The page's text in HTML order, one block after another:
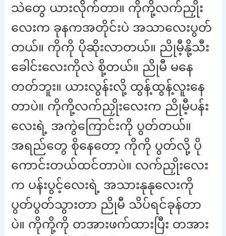
သဲတွေ ယားလိုက်တာ။ ကိုကို့လက်ညှိုး
လေးက ခုနကအတိုင်းပဲ အသာလေးပွတ်
တယ်။ ကိုကို ပိုဆိုးလာတယ်။ ညိုမီ့နို့သီး
ခေါင်းလေးကိုလဲ စို့တယ်။ ညိုမီ မနေ
တတ်ဘူး။ ယားလွန်းလို့ ထွန့်ထွန့်လူးနေ
တာပဲ။ ကိုကို့လက်ညှိုးလေးက ညိုမီ့ပန်း
လေးရဲ့ အကွဲကြောင်းကို ပွတ်တယ်။
အရည်တွေ စိုနေတော့ ကိုကို ပွတ်လို့ ပို
ကောင်းတယ်ထင်တာပဲ။ လက်ညှိုးလေး
က ပန်းပွင့်လေးရဲ့ အသားနုနုလေးကို
ပွတ်ပွတ်သွားတာ ညိုမီ သိပ်ရင်ခုန်တာ
ပဲ။ ကိုကို့ကို တအားဖက်ထားပြီး တအား